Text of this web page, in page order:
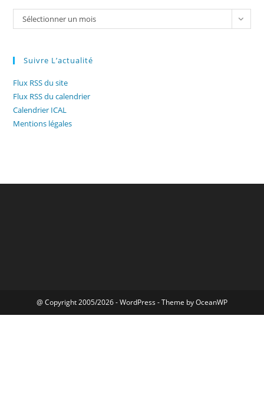
Archives
Sélectionner un mois
Suivre L’actualité
Flux RSS du site
Flux RSS du calendrier
Calendrier ICAL
Mentions légales
@ Copyright 2005/2026 - WordPress - Theme by OceanWP